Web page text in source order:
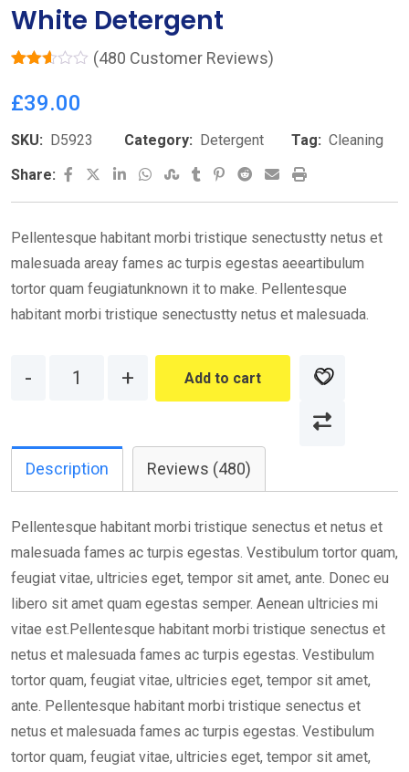
White Detergent
2.55
out of
base
custo
mer
(480 Customer Reviews)
£39.00
SKU: D5923 Category: Detergent Tag: Cleaning
Share:
Pellentesque habitant morbi tristique senectustty netus et
malesuada areay fames ac turpis egestas aeeartibulum
tortor quam feugiatunknown it to make. Pellentesque
habitant morbi tristique senectustty netus et malesuada.
Add to cart
Description Reviews (480)
Pellentesque habitant morbi tristique senectus et netus et
malesuada fames ac turpis egestas. Vestibulum tortor quam,
feugiat vitae, ultricies eget, tempor sit amet, ante. Donec eu
libero sit amet quam egestas semper. Aenean ultricies mi
vitae est.Pellentesque habitant morbi tristique senectus et
netus et malesuada fames ac turpis egestas. Vestibulum
tortor quam, feugiat vitae, ultricies eget, tempor sit amet,
ante. Pellentesque habitant morbi tristique senectus et
netus et malesuada fames ac turpis egestas. Vestibulum
tortor quam, feugiat vitae, ultricies eget, tempor sit amet,